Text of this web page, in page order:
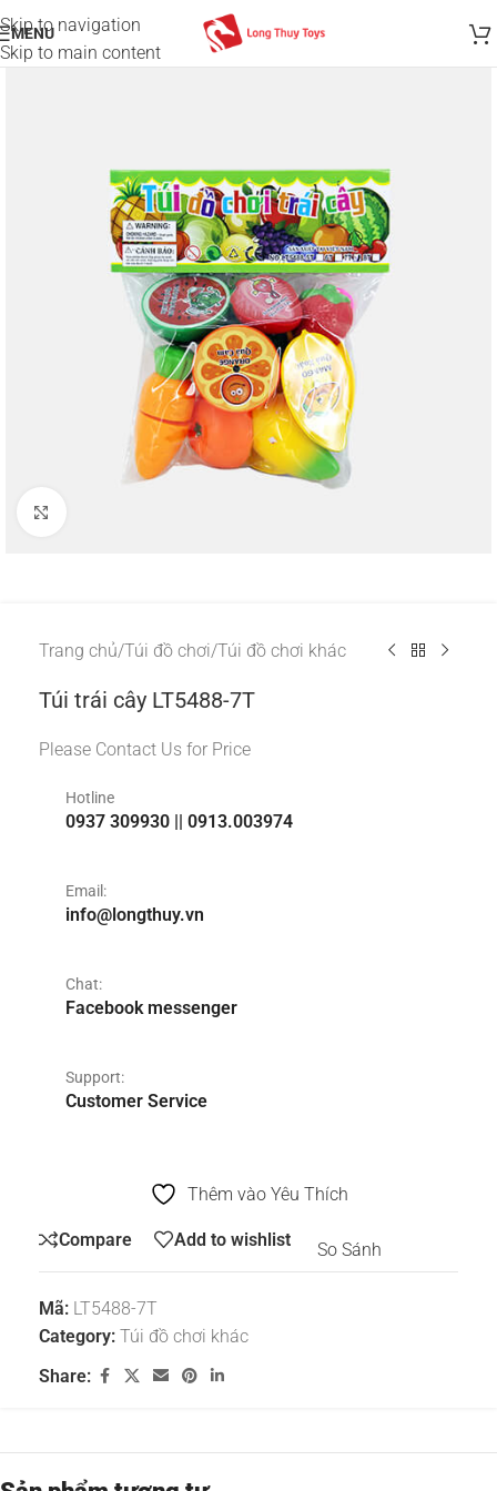
Skip to navigation
Skip to main content
MENU
Trang chủ/Túi đồ chơi/Túi đồ chơi khác
Túi trái cây LT5488-7T
Please Contact Us for Price
Hotline
0937 309930 || 0913.003974
Email:
info@longthuy.vn
Chat:
Facebook messenger
Support:
Customer Service
Thêm vào Yêu Thích
Compare Add to wishlist So Sánh
Mã: LT5488-7T
Category: Túi đồ chơi khác
Share: